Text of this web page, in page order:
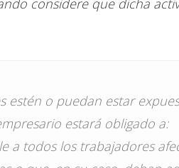
considere que dicha
estén o puedan estar
estará obligado a:
a todos los trabajadores